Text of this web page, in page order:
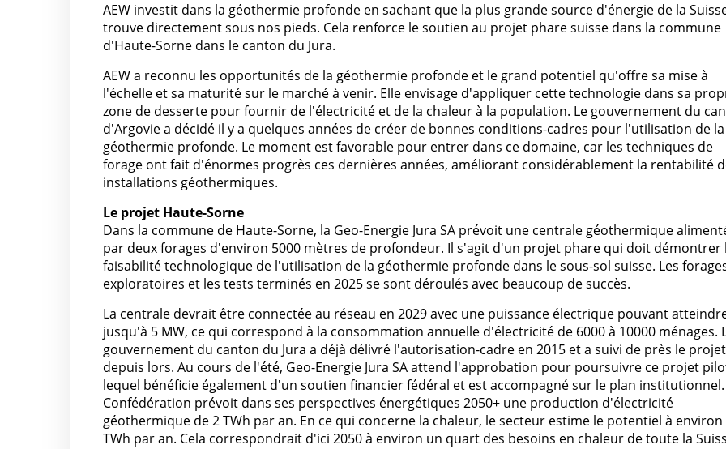
AEW investit dans la géothermie profonde en sachant que la plus grande source d'énergie de la
trouve directement sous nos pieds. Cela renforce le soutien au projet phare suisse dans la commune
d'Haute-Sorne dans le canton du Jura.
AEW a reconnu les opportunités de la géothermie profonde et le grand potentiel qu'offre sa mise à
l'échelle et sa maturité sur le marché à venir. Elle envisage d'appliquer cette technologie dans sa
zone de desserte pour fournir de l'électricité et de la chaleur à la population. Le gouvernement du
d'Argovie a décidé il y a quelques années de créer de bonnes conditions-cadres pour l'utilisation de la
géothermie profonde. Le moment est favorable pour entrer dans ce domaine, car les techniques de
forage ont fait d'énormes progrès ces dernières années, améliorant considérablement la rentabilité
installations géothermiques.
Le projet Haute-Sorne
Dans la commune de Haute-Sorne, la Geo-Energie Jura SA prévoit une centrale géothermique
par deux forages d'environ 5000 mètres de profondeur. Il s'agit d'un projet phare qui doit démontrer
faisabilité technologique de l'utilisation de la géothermie profonde dans le sous-sol suisse. Les
exploratoires et les tests terminés en 2025 se sont déroulés avec beaucoup de succès.
La centrale devrait être connectée au réseau en 2029 avec une puissance électrique pouvant
jusqu'à 5 MW, ce qui correspond à la consommation annuelle d'électricité de 6000 à 10000 ménages.
gouvernement du canton du Jura a déjà délivré l'autorisation-cadre en 2015 et a suivi de près le projet
depuis lors. Au cours de l'été, Geo-Energie Jura SA attend l'approbation pour poursuivre ce projet
lequel bénéficie également d'un soutien financier fédéral et est accompagné sur le plan institutionnel.
Confédération prévoit dans ses perspectives énergétiques 2050+ une production d'électricité
géothermique de 2 TWh par an. En ce qui concerne la chaleur, le secteur estime le potentiel à environ
TWh par an. Cela correspondrait d'ici 2050 à environ un quart des besoins en chaleur de toute la